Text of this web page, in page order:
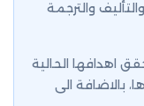
والترجمة
اهدافها الحالية
بالاضافة الى